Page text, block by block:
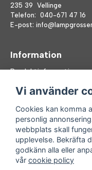
235 39 Vellinge
Telefon: 040-671 47 16
E-post:
Information
Produktinformation
FAQ
Följ oss
Facebook
Instagram
Vi använder
Cookies kan komma
personlig
webbplats skall
upplevelse. Bekräfta
godkänn alla eller
vår cookie policy